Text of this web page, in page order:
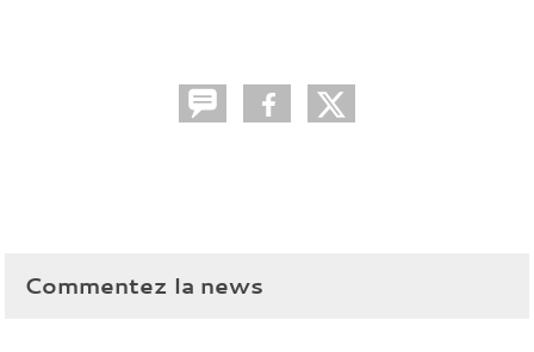
Commentez la news